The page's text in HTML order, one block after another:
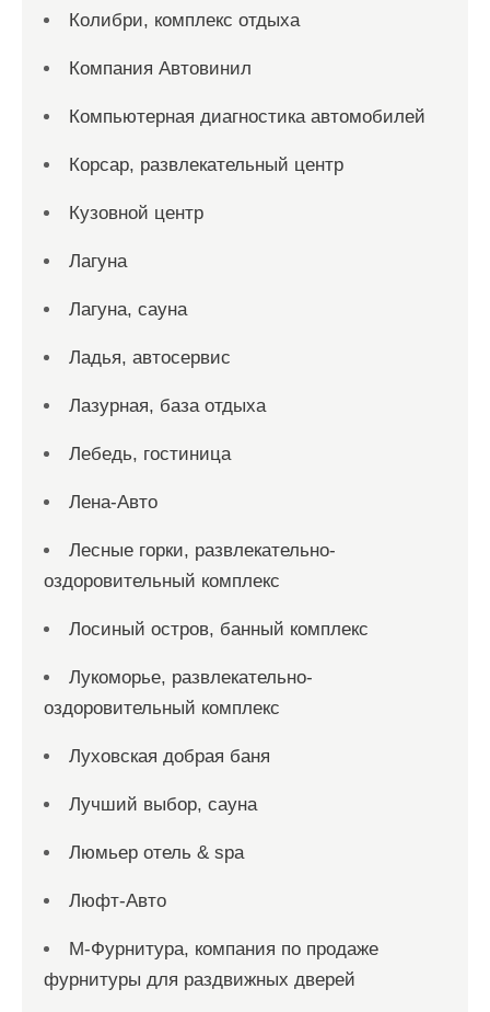
Колибри, комплекс отдыха
Компания Автовинил
Компьютерная диагностика автомобилей
Корсар, развлекательный центр
Кузовной центр
Лагуна
Лагуна, сауна
Ладья, автосервис
Лазурная, база отдыха
Лебедь, гостиница
Лена-Авто
Лесные горки, развлекательно-
оздоровительный комплекс
Лосиный остров, банный комплекс
Лукоморье, развлекательно-
оздоровительный комплекс
Луховская добрая баня
Лучший выбор, сауна
Люмьер отель & spa
Люфт-Авто
М-Фурнитура, компания по продаже
фурнитуры для раздвижных дверей